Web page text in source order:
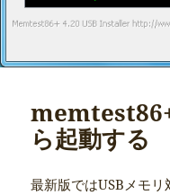
ら起動する
最新版ではUSBメモリ